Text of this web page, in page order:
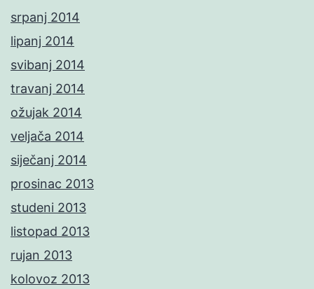
srpanj 2014
lipanj 2014
svibanj 2014
travanj 2014
ožujak 2014
veljača 2014
siječanj 2014
prosinac 2013
studeni 2013
listopad 2013
rujan 2013
kolovoz 2013